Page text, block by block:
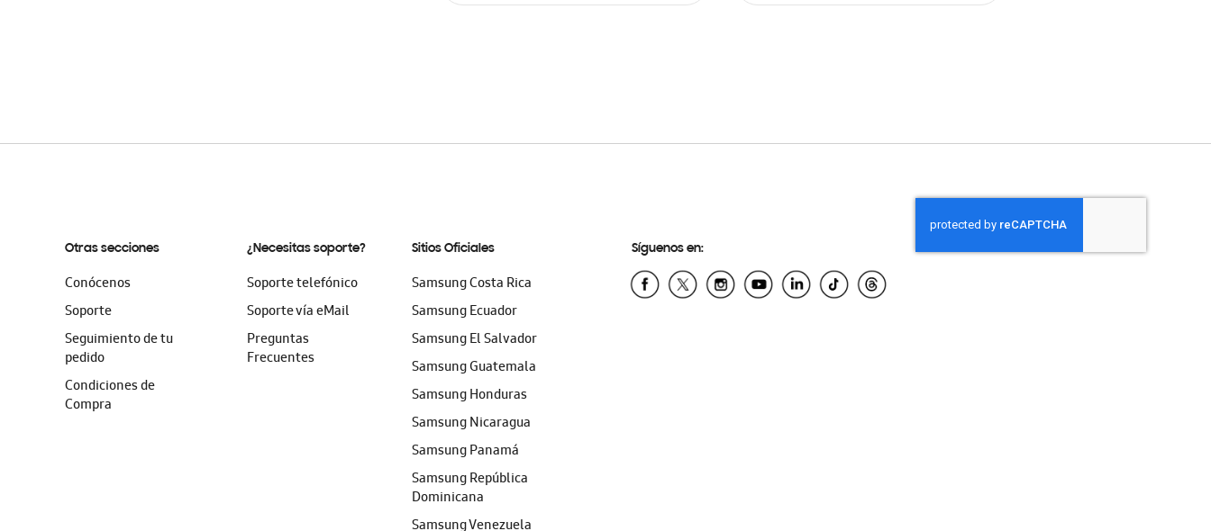
Otras secciones
Conócenos
Soporte
Seguimiento de tu
pedido
Condiciones de
Compra
¿Necesitas soporte?
Soporte telefónico
Soporte vía eMail
Preguntas
Frecuentes
Sitios Oficiales
Samsung Costa Rica
Samsung Ecuador
Samsung El Salvador
Samsung Guatemala
Samsung Honduras
Samsung Nicaragua
Samsung Panamá
Samsung República
Dominicana
Samsung Venezuela
Síguenos en: